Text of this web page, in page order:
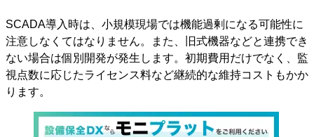
SCADA導入時は、小規模現場では機能過剰になる可能性に
注意しなくてはなりません。また、旧式機器などと連携でき
ない場合は個別開発が発生します。初期費用だけでなく、監
視点数に応じたライセンス料など継続的な維持コストもかか
ります。